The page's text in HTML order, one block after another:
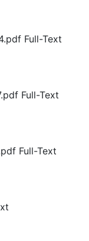
Full-Text
Full-Text
Full-Text